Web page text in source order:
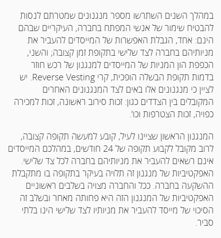
במהלך השנים השתרשו מספר מנגנונים שמטרתם לנסות
להבטיח שימור של אנשי המפתח בחברה, העיקריים שבהם
הינם: אחד, הגבלת האפשרות של המייסדים להעביר את
מניותיהם בחברה לצד שלישי בתקופת זמן קצובה; והשני,
הכפפת הון המניות של המייסדים למנגנון של רכש חוזר
בדמות תקופת הבשלה הופכית, קרי Reverse Vesting. יש
לציין כי מנגנונים אלו באים לצד המנגנונים האחרים
המקובלים בין הצדדים כגון: זכות סירוב ראשונה, זכות למכירה
כפויה, זכות הצטרפות וכו'.
המנגנון הראשון שציינו לעיל, קובע למעשה תקופה קצובה,
לרוב מקובל לקבוע תקופה של 24 חודשים, במהלכם המייסדים
אינם רשאים להעביר את מניותיהם בחברה לכל צד שלישי.
האפקטיביות של מנגנון זה תלויה בעיקר בתקופה בו מתקבלת
ההשקעה בחברה. ככל והחברה מצויה בשלבים ראשוניים
האפקטיביות של המנגנון הזה היא פחותה מאחר ובשלב זה
הסיכוי של מייסד להעביר את מניותיו לצד שלישי הינו בלתי
סביר.